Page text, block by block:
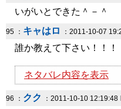
いがいとできた＾－＾
95 ： キャはロ ：2011-10-07
誰か教えて下さい！！！
ネタバレ内容を表示
96 ： クク ：2011-10-10 12:19:48